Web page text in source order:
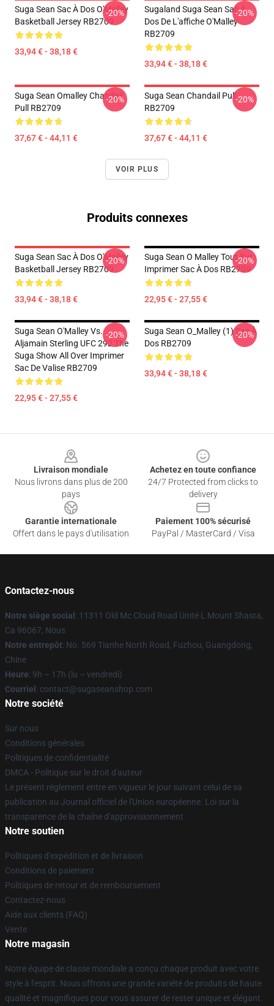
Suga Sean Sac À Dos O'Malley
Basketball Jersey RB2709
33,94 € - 38,18 €
-20%
Sugaland Suga Sean Sac À
Dos De L'affiche O'Malley
RB2709
33,94 € - 38,18 €
-20%
Suga Sean Omalley Chandail
Pull RB2709
37,67 € - 44,11 €
-20%
Suga Sean Chandail Pull
RB2709
37,67 € - 44,11 €
-20%
VOIR PLUS
Produits connexes
Suga Sean Sac À Dos O'Malley
Basketball Jersey RB2709
33,94 € - 38,18 €
-20%
Suga Sean O Malley Tout Sur
Imprimer Sac À Dos RB2709
22,95 € - 27,55 €
-20%
Suga Sean O'Malley Vs.
Aljamain Sterling UFC 292 The
Suga Show All Over Imprimer
Sac De Valise RB2709
22,95 € - 27,55 €
-20%
Suga Sean O_Malley (1) Sac À
Dos RB2709
33,94 € - 38,18 €
-20%
Livraison mondiale
Nous livrons dans plus de 200
pays
Achetez en toute confiance
24/7 Protected from clicks to
delivery
Garantie internationale
Offert dans le pays d'utilisation
Paiement 100% sécurisé
PayPal / MasterCard / Visa
Contactez-nous
Notre siège social : 11311 Old Mc Cloud Road Unité L Mount Shasta,
Ca 96067, Nous
Notre entrepôt: No. 569 Tianhe North Road, Fuzhou, Guangdong,
Chine
Heure: 9h – 17h (lu – vendredi)
Courriel : contact@sugaseanshop.com
Notre société
Sur nous
Conditions générales
Politiques de confidentialité
DMCA - Politique sur le droit d'auteur
Le présent règlement entre en vigueur le jour suivant celui de sa
publication au Journal officiel de l'Union européenne. Loi sur la
transparence de la chaîne d'approvisionnement
Notre soutien
Politiques d'expédition et de livraison
Conditions de paiement
Politiques de retour et de remboursement
Contactez-nous
Aide aux clients (FAQ)
Vente
Notre magasin
Notre équipe de classe mondiale a conçu chaque produit avec votre
style à l'esprit. Nous offrons une grande variété de produits de haute
qualité et magnifiques pour vous assurer de rester unique et élégant.